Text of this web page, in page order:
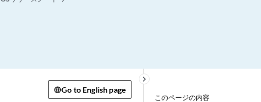
このページの内容
keyboard_arrow_right
Go to English page